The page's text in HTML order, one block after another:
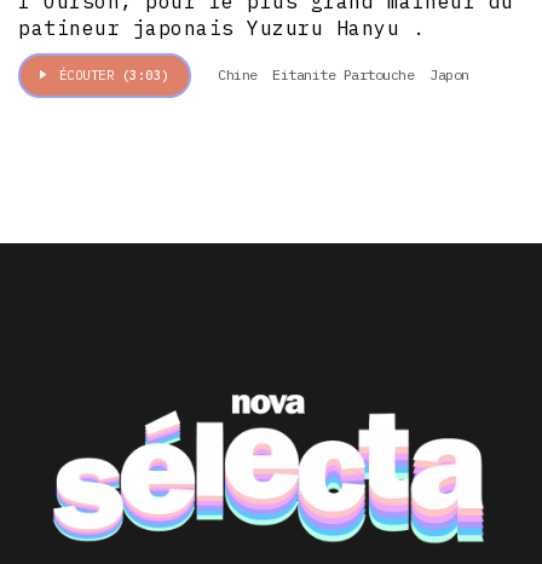
patineur japonais Yuzuru Hanyu .
ÉCOUTER (3:03) Chine Eitanite Partouche Japon